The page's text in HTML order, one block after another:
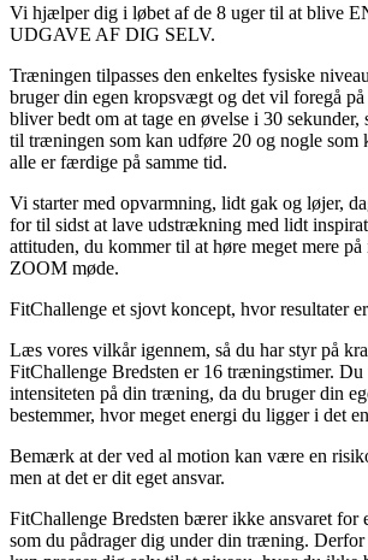
Vi hjælper dig i løbet af de 8 uger til at blive
UDGAVE AF DIG SELV.
Træningen tilpasses den enkeltes fysiske
bruger din egen kropsvægt og det vil foregå
bliver bedt om at tage en øvelse i 30
til træningen som kan udføre 20 og nogle som
alle er færdige på samme tid.
Vi starter med opvarmning, lidt gak og løjer,
for til sidst at lave udstrækning med lidt
attituden, du kommer til at høre meget mere
ZOOM møde.
FitChallenge et sjovt koncept, hvor resultater
Læs vores vilkår igennem, så du har styr på
FitChallenge Bredsten er 16 træningstimer.
intensiteten på din træning, da du bruger din
bestemmer, hvor meget energi du ligger i det
Bemærk at der ved al motion kan være en
men at det er dit eget ansvar.
FitChallenge Bredsten bærer ikke ansvaret for
som du pådrager dig under din træning. Derfor